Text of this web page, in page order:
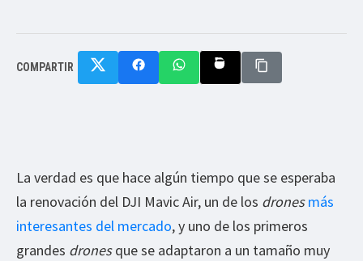
COMPARTIR
La verdad es que hace algún tiempo que se esperaba
la renovación del DJI Mavic Air, un de los drones más
interesantes del mercado, y uno de los primeros
grandes dronesque se adaptaron a un tamaño muy